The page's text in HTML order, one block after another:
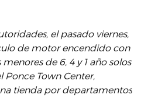
el pasado viernes,
de motor encendido con
de 6, 4 y 1 año solos
Ponce Town Center,
tienda por departamentos